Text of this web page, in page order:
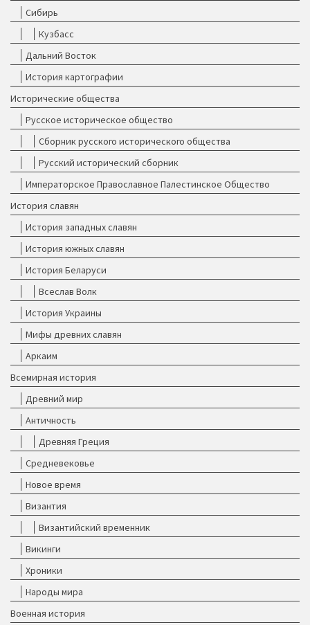
Сибирь
Кузбасс
Дальний Восток
История картографии
Исторические общества
Русское историческое общество
Сборник русского исторического общества
Русский исторический сборник
Императорское Православное Палестинское Общество
История славян
История западных славян
История южных славян
История Беларуси
Всеслав Волк
История Украины
Мифы древних славян
Аркаим
Всемирная история
Древний мир
Античность
Древняя Греция
Средневековье
Новое время
Византия
Византийский временник
Викинги
Хроники
Народы мира
Военная история